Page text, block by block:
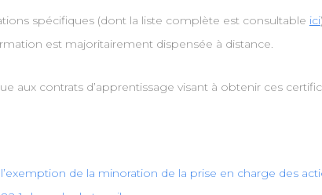
spécifiques (dont la liste complète est consultable ici
est majoritairement dispensée à distance.
aux contrats d’apprentissage visant à obtenir ces
de la minoration de la prise en charge des